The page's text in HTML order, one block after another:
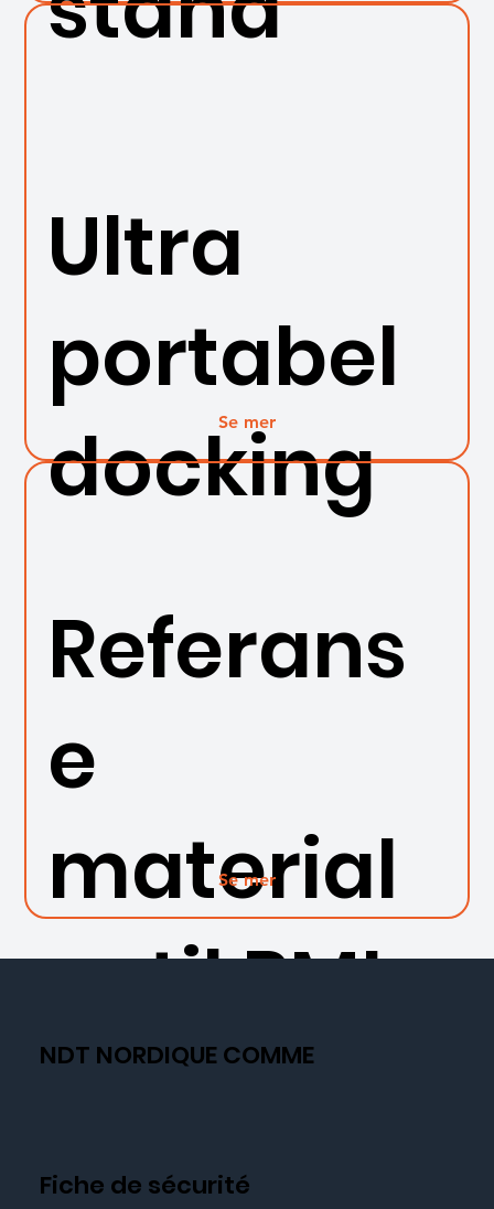
Ultra
portabel
docking
Se mer
Referans
e
material
er til PMI
Se mer
NDT NORDIQUE COMME
Fiche de sécurité